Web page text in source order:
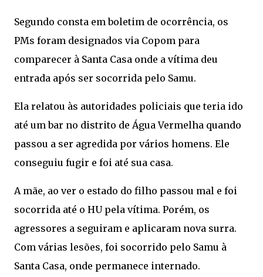
Segundo consta em boletim de ocorrência, os
PMs foram designados via Copom para
comparecer à Santa Casa onde a vítima deu
entrada após ser socorrida pelo Samu.
Ela relatou às autoridades policiais que teria ido
até um bar no distrito de Água Vermelha quando
passou a ser agredida por vários homens. Ele
conseguiu fugir e foi até sua casa.
A mãe, ao ver o estado do filho passou mal e foi
socorrida até o HU pela vítima. Porém, os
agressores a seguiram e aplicaram nova surra.
Com várias lesões, foi socorrido pelo Samu à
Santa Casa, onde permanece internado.